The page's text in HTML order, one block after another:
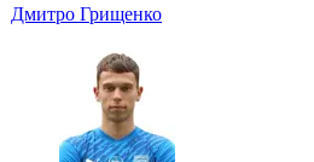
Дмитро Грищенко